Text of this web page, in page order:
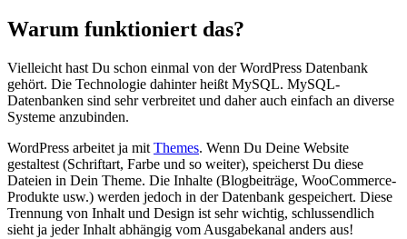
Warum funktioniert das?
Vielleicht hast Du schon einmal von der WordPress Datenbank
gehört. Die Technologie dahinter heißt MySQL. MySQL-
Datenbanken sind sehr verbreitet und daher auch einfach an diverse
Systeme anzubinden.
WordPress arbeitet ja mit Themes. Wenn Du Deine Website
gestaltest (Schriftart, Farbe und so weiter), speicherst Du diese
Dateien in Dein Theme. Die Inhalte (Blogbeiträge, WooCommerce-
Produkte usw.) werden jedoch in der Datenbank gespeichert. Diese
Trennung von Inhalt und Design ist sehr wichtig, schlussendlich
sieht ja jeder Inhalt abhängig vom Ausgabekanal anders aus!